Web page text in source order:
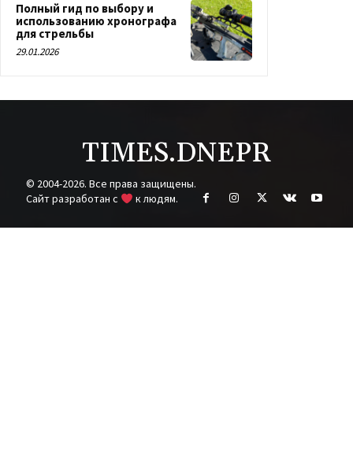
Полный гид по выбору и
использованию хронографа
для стрельбы
29.01.2026
TIMES.DNEPR
© 2004-2026. Все права защищены.
Cайт разработан с
к людям.